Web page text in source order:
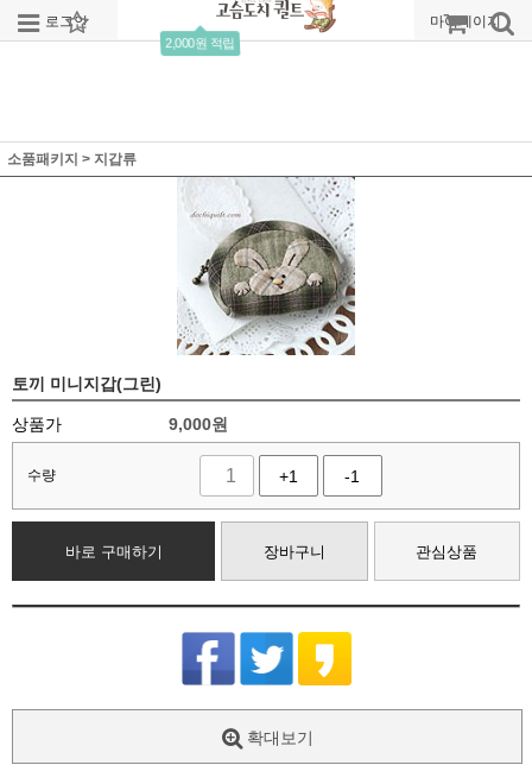
로그인 회원가입
2,000원 적립
주문조회 마이페이지
소품패키지 > 지갑류
토끼 미니지갑(그린)
상품가 9,000원
수량 +1 -1
바로 구매하기 장바구니 관심상품
확대보기